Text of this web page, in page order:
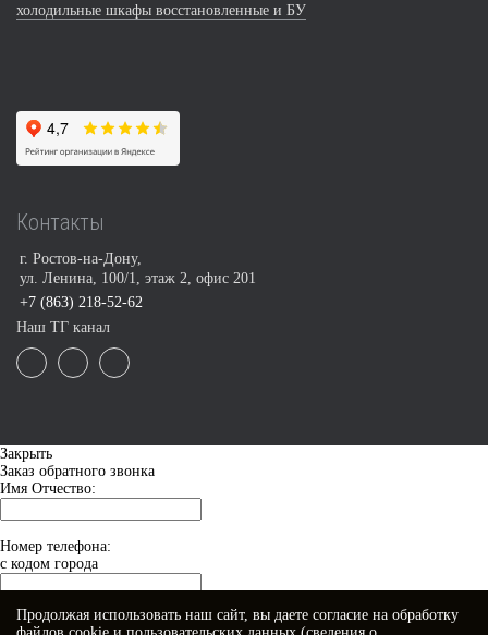
холодильные шкафы восстановленные и БУ
Контакты
г. Ростов-на-Дону,
ул. Ленина, 100/1, этаж 2, офис 201
+7 (863) 218-52-62
Наш ТГ канал
Закрыть
Заказ обратного звонка
Имя Отчество:
Номер телефона:
с кодом города
Когда позвонить?
Продолжая использовать наш сайт, вы даете согласие на обработку